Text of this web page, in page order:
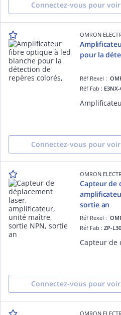
Connectez-vous pour
OMRON
pour la
Réf Rexel :
Réf Fab :
Connectez-vous pour
OMRON
Capteur de
sortie an
Réf Rexel :
Réf Fab :ZP-
Connectez-vous pour
OMRON